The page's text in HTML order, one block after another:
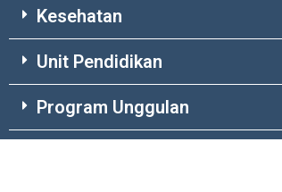
Kesehatan
Unit Pendidikan
Program Unggulan